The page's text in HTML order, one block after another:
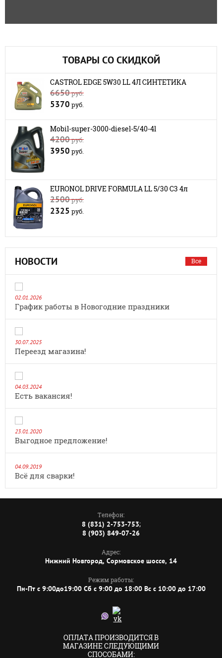
ТОВАРЫ СО СКИДКОЙ
CASTROL EDGE 5W30 LL 4Л СИНТЕТИКА
6650руб.
5370 руб.
Mobil-super-3000-diesel-5/40-4l
4200руб.
3950 руб.
EURONOL DRIVE FORMULA LL 5/30 C3 4л
2500руб.
2325 руб.
НОВОСТИ Все
02.01.2026
График работы в Новогодние праздники
30.07.2025
Переезд магазина!
04.03.2024
Есть вакансия!
23.01.2020
Выгодное предложение!
04.09.2019
Всё для сварки!
Телефон:
8 (831) 2-753-753;
8 (903) 849-07-26
Адрес:
Нижний Новгород, Сормовское шоссе, 14
Режим работы:
Пн-Пт с 9:00до19:00 Сб с 9:00 до 18:00 Вс с 10:00 до 17:00
ОПЛАТА ПРОИЗВОДИТСЯ В
МАГАЗИНЕ СЛЕДУЮЩИМИ
СПОСОБАМИ: